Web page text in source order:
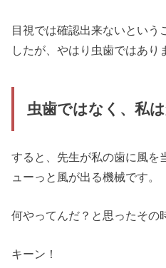
目視では確認出来ないという
したが、やはり虫歯ではあり
虫歯ではなく、私
すると、先生が私の歯に風を
ューっと風が出る機械です。
何やってんだ？と思ったその
キーン！